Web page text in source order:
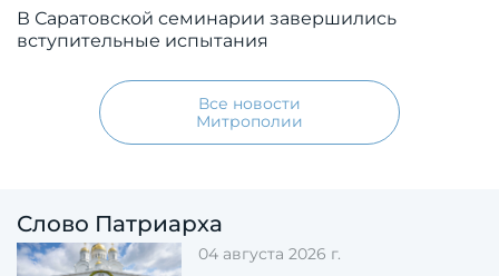
В Саратовской семинарии завершились
вступительные испытания
Все новости
Митрополии
Слово Патриарха
04 августа 2026 г.